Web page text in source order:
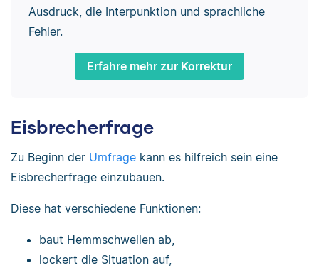
Ausdruck, die Interpunktion und sprachliche
Fehler.
Erfahre mehr zur Korrektur
Eisbrecherfrage
Zu Beginn der Umfrage kann es hilfreich sein eine
Eisbrecherfrage einzubauen.
Diese hat verschiedene Funktionen:
baut Hemmschwellen ab,
lockert die Situation auf,